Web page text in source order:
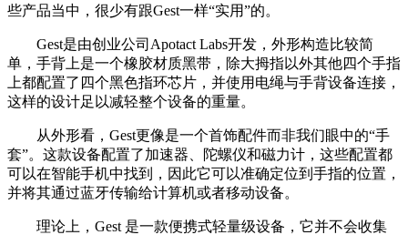
些产品当中，很少有跟Gest一样“实用”的。
Gest是由创业公司Apotact Labs开发，外形构造比较简
单，手背上是一个橡胶材质黑带，除大拇指以外其他四个手指
上都配置了四个黑色指环芯片，并使用电绳与手背设备连接，
这样的设计足以减轻整个设备的重量。
从外形看，Gest更像是一个首饰配件而非我们眼中的“手
套”。这款设备配置了加速器、陀螺仪和磁力计，这些配置都
可以在智能手机中找到，因此它可以准确定位到手指的位置，
并将其通过蓝牙传输给计算机或者移动设备。
理论上，Gest 是一款便携式轻量级设备，它并不会收集